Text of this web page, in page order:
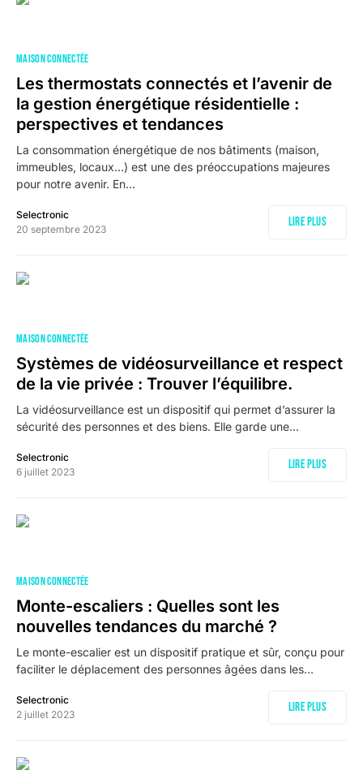
MAISON CONNECTÉE
Les thermostats connectés et l’avenir de
la gestion énergétique résidentielle :
perspectives et tendances
La consommation énergétique de nos bâtiments (maison,
immeubles, locaux…) est une des préoccupations majeures
pour notre avenir. En…
Selectronic
20 septembre 2023
Lire plus
MAISON CONNECTÉE
Systèmes de vidéosurveillance et respect
de la vie privée : Trouver l’équilibre.
La vidéosurveillance est un dispositif qui permet d’assurer la
sécurité des personnes et des biens. Elle garde une…
Selectronic
6 juillet 2023
Lire plus
MAISON CONNECTÉE
Monte-escaliers : Quelles sont les
nouvelles tendances du marché ?
Le monte-escalier est un dispositif pratique et sûr, conçu pour
faciliter le déplacement des personnes âgées dans les…
Selectronic
2 juillet 2023
Lire plus